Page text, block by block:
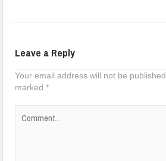
Leave a Reply
Your email address will not be published.
marked*